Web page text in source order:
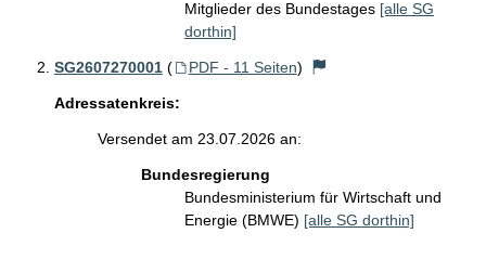
Mitglieder des Bundestages [alle SG
dorthin]
SG2607270001 ( PDF - 11 Seiten)
Adressatenkreis:
Versendet am 23.07.2026 an:
Bundesregierung
Bundesministerium für Wirtschaft und
Energie (BMWE) [alle SG dorthin]